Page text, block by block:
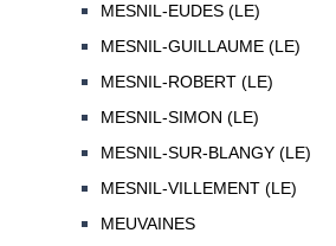
MESNIL-EUDES (LE)
MESNIL-GUILLAUME (LE)
MESNIL-ROBERT (LE)
MESNIL-SIMON (LE)
MESNIL-SUR-BLANGY (LE)
MESNIL-VILLEMENT (LE)
MEUVAINES